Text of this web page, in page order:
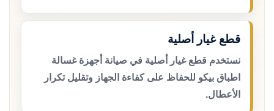
قطع غيار أصلية
نستخدم قطع غيار أصلية في صيانة أجهزة غسالة
اطباق بيكو للحفاظ على كفاءة الجهاز وتقليل تكرار
الأعطال.